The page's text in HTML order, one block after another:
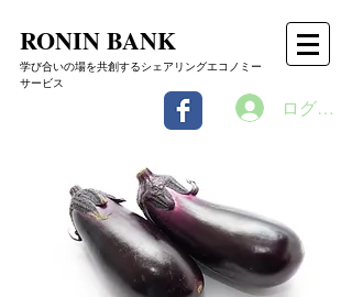
RONIN BANK
学び合いの場を共創するシェアリングエコノミー
サービス
ログイン